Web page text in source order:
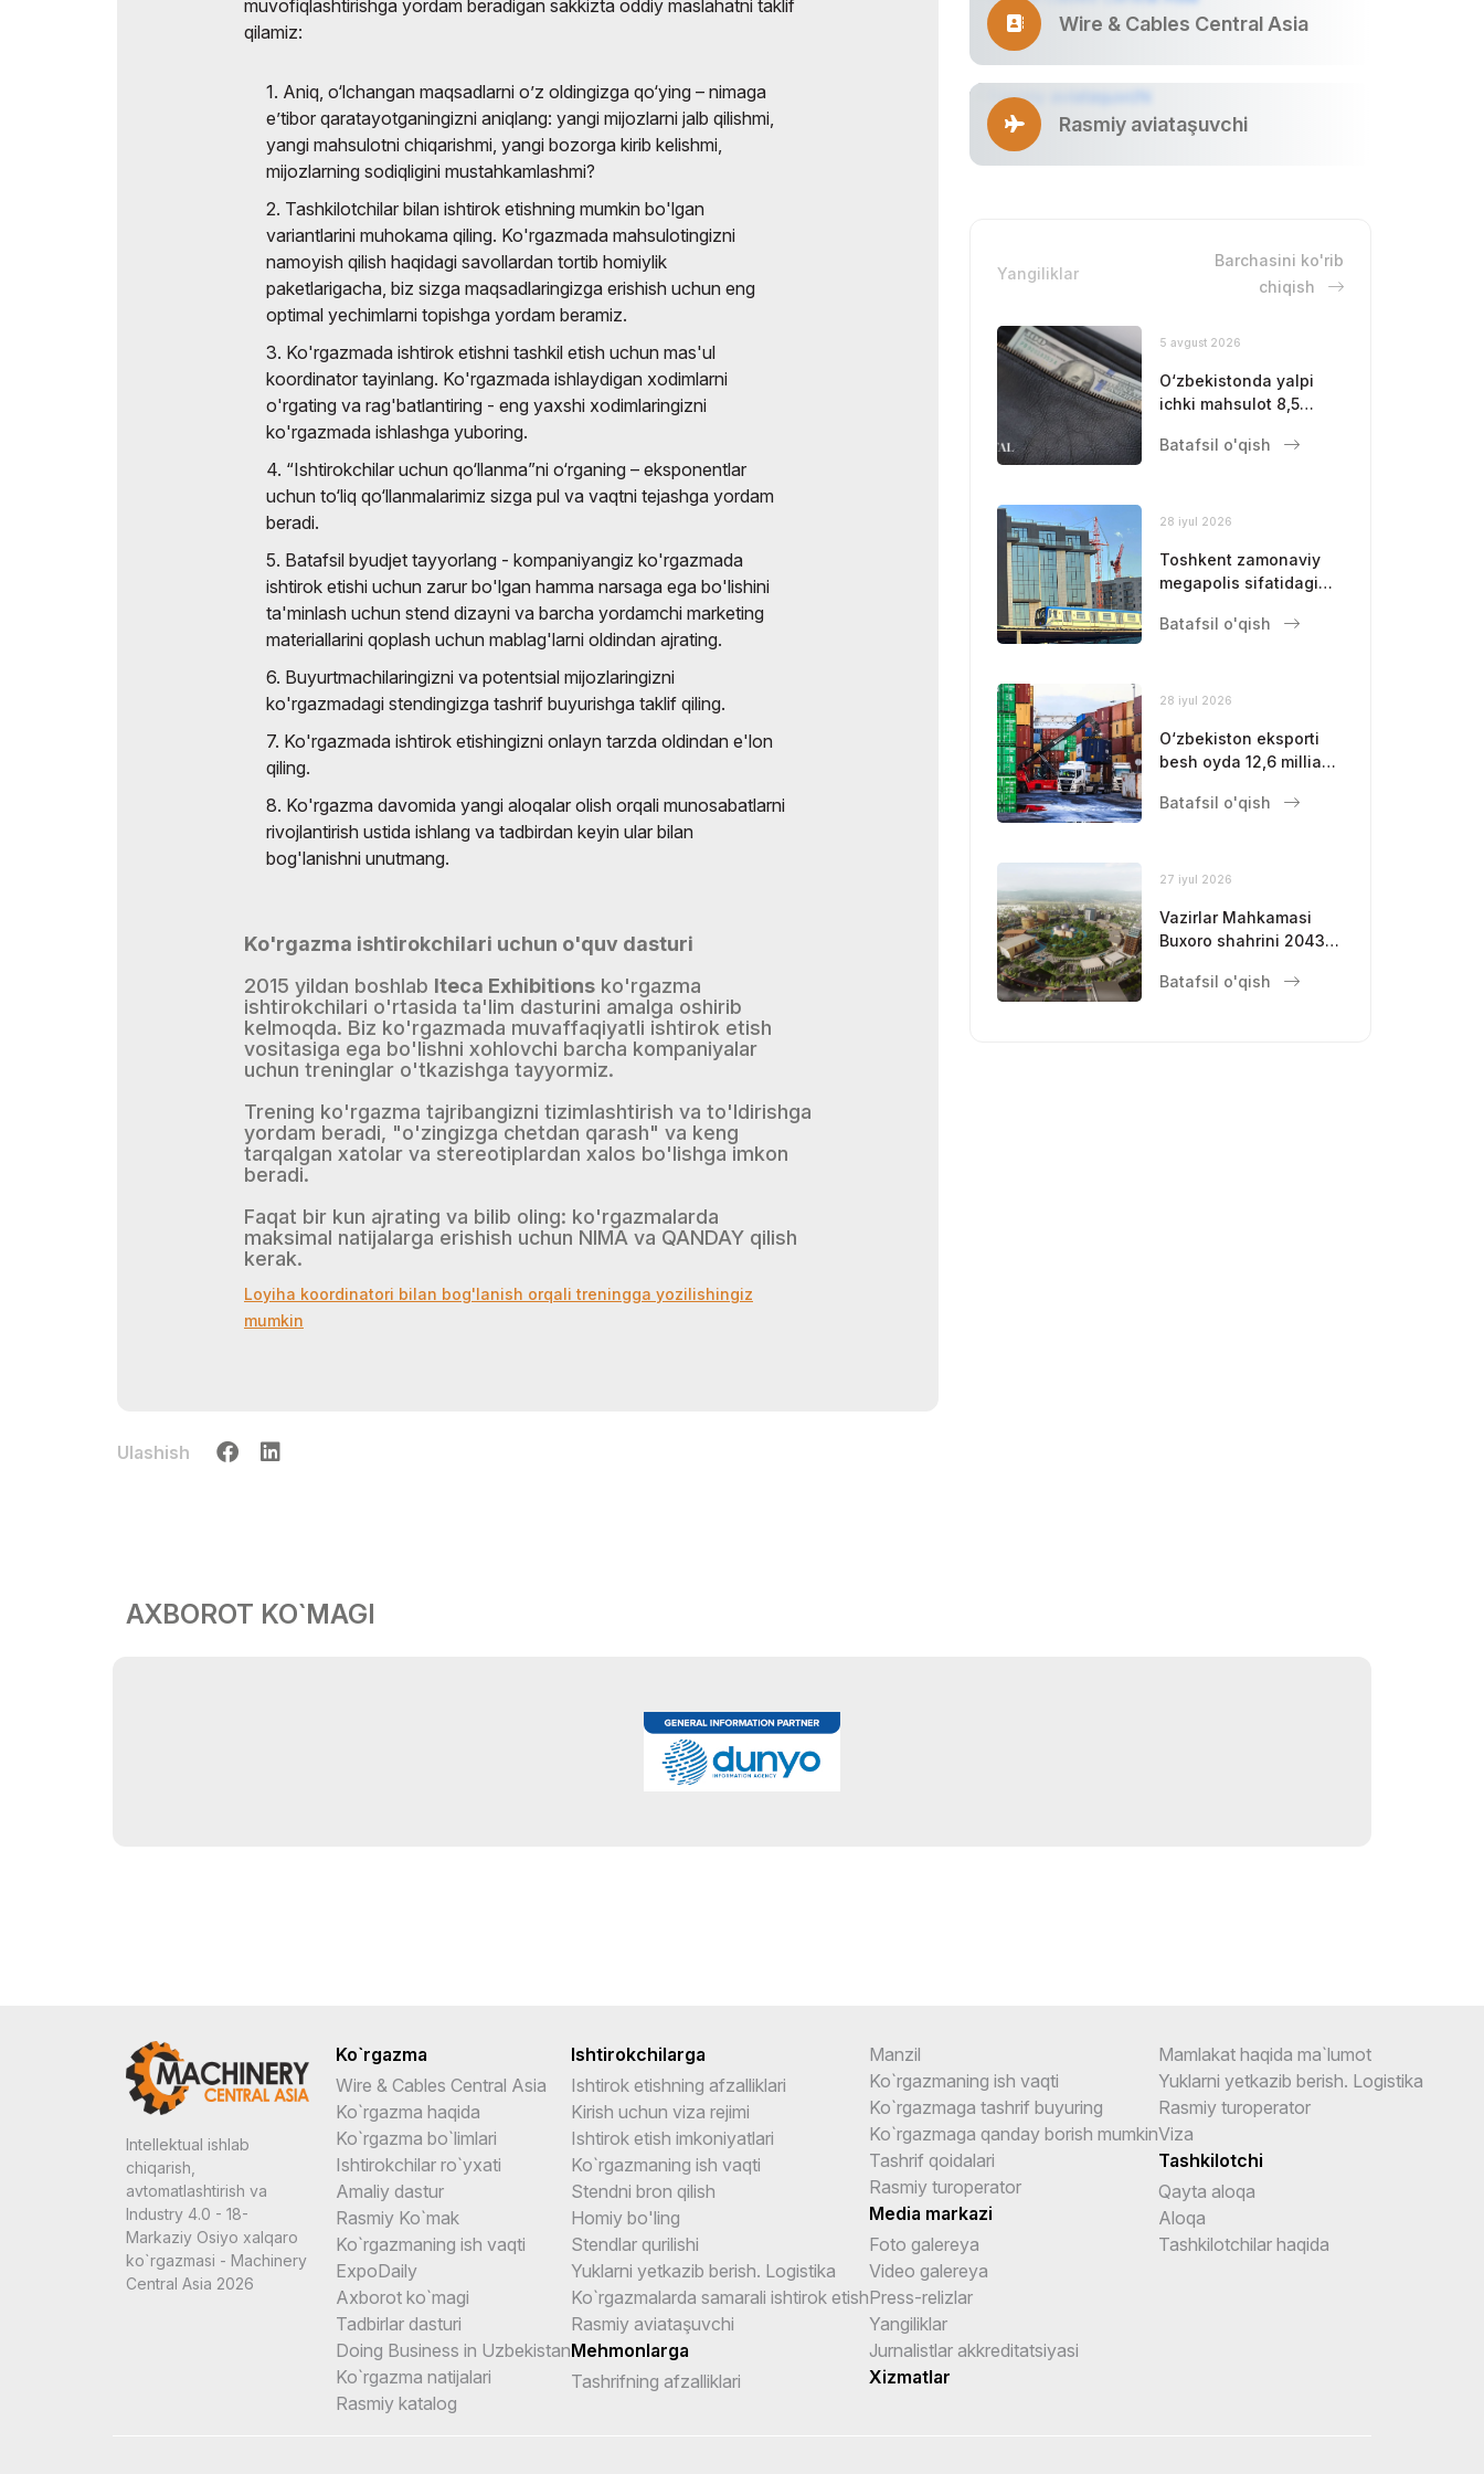
Ko`rgazma natijalari
Rasmiy katalog
Rasmiy aviataşuvchi
muvofiqlashtirishga yordam beradigan sakkizta oddiy maslahatni taklif
qilamiz:
1. Aniq, o‘lchangan maqsadlarni o’z oldingizga qo‘ying – nimaga
e’tibor qaratayotganingizni aniqlang: yangi mijozlarni jalb qilishmi,
yangi mahsulotni chiqarishmi, yangi bozorga kirib kelishmi,
mijozlarning sodiqligini mustahkamlashmi?
2. Tashkilotchilar bilan ishtirok etishning mumkin bo'lgan
variantlarini muhokama qiling. Ko'rgazmada mahsulotingizni
namoyish qilish haqidagi savollardan tortib homiylik
paketlarigacha, biz sizga maqsadlaringizga erishish uchun eng
optimal yechimlarni topishga yordam beramiz.
3. Ko'rgazmada ishtirok etishni tashkil etish uchun mas'ul
koordinator tayinlang. Ko'rgazmada ishlaydigan xodimlarni
o'rgating va rag'batlantiring - eng yaxshi xodimlaringizni
ko'rgazmada ishlashga yuboring.
4. “Ishtirokchilar uchun qo‘llanma”ni o‘rganing – eksponentlar
uchun to‘liq qo‘llanmalarimiz sizga pul va vaqtni tejashga yordam
beradi.
5. Batafsil byudjet tayyorlang - kompaniyangiz ko'rgazmada
ishtirok etishi uchun zarur bo'lgan hamma narsaga ega bo'lishini
ta'minlash uchun stend dizayni va barcha yordamchi marketing
materiallarini qoplash uchun mablag'larni oldindan ajrating.
6. Buyurtmachilaringizni va potentsial mijozlaringizni
ko'rgazmadagi stendingizga tashrif buyurishga taklif qiling.
7. Ko'rgazmada ishtirok etishingizni onlayn tarzda oldindan e'lon
qiling.
8. Ko'rgazma davomida yangi aloqalar olish orqali munosabatlarni
rivojlantirish ustida ishlang va tadbirdan keyin ular bilan
bog'lanishni unutmang.
Ko'rgazma ishtirokchilari uchun o'quv dasturi
2015 yildan boshlab Iteca Exhibitions ko'rgazma
ishtirokchilari o'rtasida ta'lim dasturini amalga oshirib
kelmoqda. Biz ko'rgazmada muvaffaqiyatli ishtirok etish
vositasiga ega bo'lishni xohlovchi barcha kompaniyalar
uchun treninglar o'tkazishga tayyormiz.
Trening ko'rgazma tajribangizni tizimlashtirish va to'ldirishga
yordam beradi, "o'zingizga chetdan qarash" va keng
tarqalgan xatolar va stereotiplardan xalos bo'lishga imkon
beradi.
Faqat bir kun ajrating va bilib oling: ko'rgazmalarda
maksimal natijalarga erishish uchun NIMA va QANDAY qilish
kerak.
Loyiha koordinatori bilan bog'lanish orqali treningga yozilishingiz
mumkin
Ulashish
Wire & Cables Central Asia
Rasmiy aviataşuvchi
Yangiliklar
Barchasini ko'rib
chiqish
5 avgust 2026
O‘zbekistonda yalpi
ichki mahsulot 8,5
Batafsil o'qish
28 iyul 2026
Toshkent zamonaviy
megapolis sifatidagi
mustahkamlamoqda
Batafsil o'qish
28 iyul 2026
O‘zbekiston eksporti
besh oyda 12,6 milliard
Batafsil o'qish
27 iyul 2026
Vazirlar Mahkamasi
Buxoro shahrini 2043-
rivojlantirishning bosh
Batafsil o'qish
AXBOROT KO`MAGI
Intellektual ishlab
chiqarish,
avtomatlashtirish va
Industry 4.0 - 18-
Markaziy Osiyo xalqaro
ko`rgazmasi - Machinery
Central Asia 2026
Ko`rgazma
Wire & Cables Central Asia
Ko`rgazma haqida
Ko`rgazma bo`limlari
Ishtirokchilar ro`yxati
Amaliy dastur
Rasmiy Ko`mak
Ko`rgazmaning ish vaqti
ExpoDaily
Axborot ko`magi
Tadbirlar dasturi
Doing Business in Uzbekistan
Ko`rgazma natijalari
Rasmiy katalog
Ishtirokchilarga
Ishtirok etishning afzalliklari
Kirish uchun viza rejimi
Ishtirok etish imkoniyatlari
Ko`rgazmaning ish vaqti
Stendni bron qilish
Homiy bo'ling
Stendlar qurilishi
Yuklarni yetkazib berish. Logistika
Ko`rgazmalarda samarali ishtirok etish
Rasmiy aviataşuvchi
Mehmonlarga
Tashrifning afzalliklari
Manzil
Ko`rgazmaning ish vaqti
Ko`rgazmaga tashrif buyuring
Ko`rgazmaga qanday borish mumkin
Tashrif qoidalari
Rasmiy turoperator
Media markazi
Foto galereya
Video galereya
Press-relizlar
Yangiliklar
Jurnalistlar akkreditatsiyasi
Xizmatlar
Mamlakat haqida ma`lumot
Yuklarni yetkazib berish. Logistika
Rasmiy turoperator
Viza
Tashkilotchi
Qayta aloqa
Aloqa
Tashkilotchilar haqida